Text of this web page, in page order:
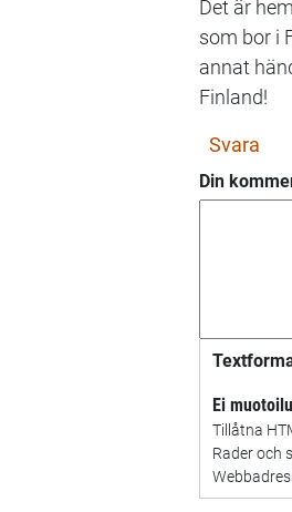
Det är
som bor i
annat
Finland!
Svara
Din
Ei
Tillåtna
Rader och